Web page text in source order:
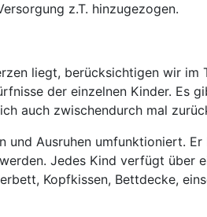
z.T. hinzugezogen.
liegt, berücksichtigen wir im
der einzelnen Kinder. Es
auch zwischendurch mal
und Ausruhen umfunktioniert.
Jedes Kind verfügt über
Kopfkissen, Bettdecke,